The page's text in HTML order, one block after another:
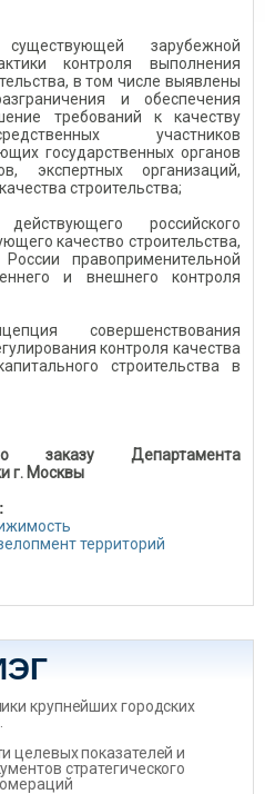
зарубежной
контроля выполнения
в том числе выявлены
и обеспечения
требований к качеству
участников
государственных органов
экспертных организаций,
строительства;
российского
качество строительства,
правоприменительной
и внешнего контроля
совершенствования
контроля качества
строительства в
заказу Департамента
г. Москвы
территорий
крупнейших городских
целевых показателей и
стратегического